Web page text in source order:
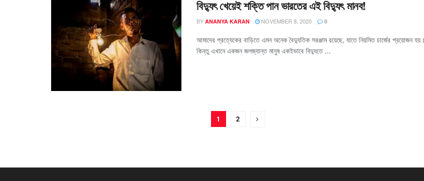
বিদ্যুৎ খেয়েই শক্তি পান ভারতের এই বিদ্যুৎ মানব!
BY ANANYA KARAN NOVEMBER 8, 2020 0
আমাদের প্রত্যেকের বাড়িতে এমন অনেক বৈদ্যুতিক সরঞ্জাম রয়েছে, যাতে নিয়মিত চার্জের প্রয়োজন হয়।
কিন্তু এখানে একজন জলজ্যান্ত মানুষ একইভাবে বিদ্যুতে ...
1 2